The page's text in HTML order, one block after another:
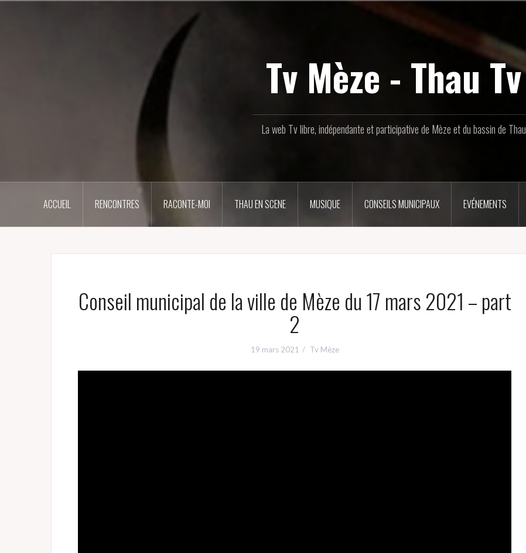
Tv Mèze - Thau Tv
La web Tv libre, indépendante et participative de Mèze et du bassin de Thau
ACCUEIL RENCONTRES RACONTE-MOI THAU EN SCENE MUSIQUE CONSEILS MUNICIPAUX EVÉNEMENTS
Conseil municipal de la ville de Mèze du 17 mars 2021 – part
2
19 mars 2021 Tv Mèze